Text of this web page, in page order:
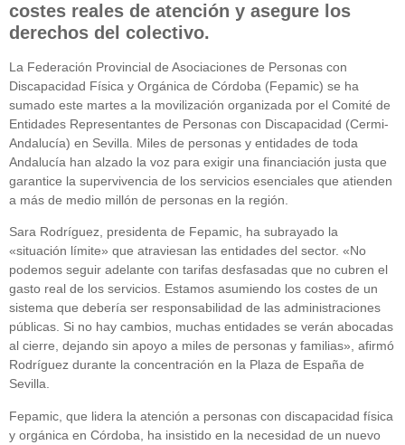
costes reales de atención y asegure los
derechos del colectivo.
La Federación Provincial de Asociaciones de Personas con
Discapacidad Física y Orgánica de Córdoba (Fepamic) se ha
sumado este martes a la movilización organizada por el Comité de
Entidades Representantes de Personas con Discapacidad (Cermi-
Andalucía) en Sevilla. Miles de personas y entidades de toda
Andalucía han alzado la voz para exigir una financiación justa que
garantice la supervivencia de los servicios esenciales que atienden
a más de medio millón de personas en la región.
Sara Rodríguez, presidenta de Fepamic, ha subrayado la
«situación límite» que atraviesan las entidades del sector. «No
podemos seguir adelante con tarifas desfasadas que no cubren el
gasto real de los servicios. Estamos asumiendo los costes de un
sistema que debería ser responsabilidad de las administraciones
públicas. Si no hay cambios, muchas entidades se verán abocadas
al cierre, dejando sin apoyo a miles de personas y familias», afirmó
Rodríguez durante la concentración en la Plaza de España de
Sevilla.
Fepamic, que lidera la atención a personas con discapacidad física
y orgánica en Córdoba, ha insistido en la necesidad de un nuevo